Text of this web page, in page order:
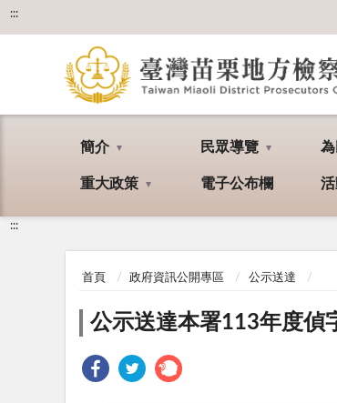
:::
簡介 民眾導覽
重大政策 電子公布欄
:::
首頁 政府資訊公開專區 公示送達
公示送達本署113年度偵